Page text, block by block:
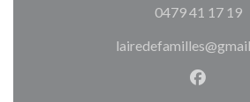
0479 41 17 19